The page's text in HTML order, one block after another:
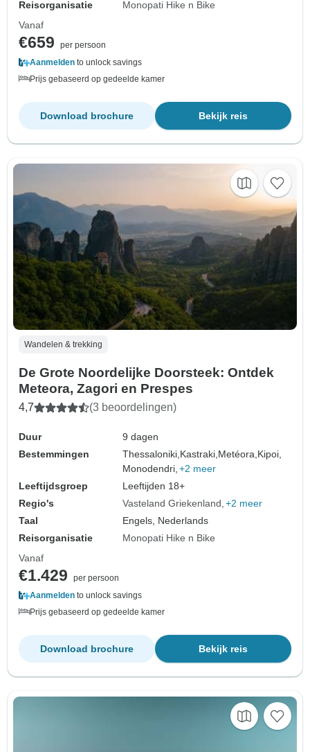
Reisorganisatie
Monopati Hike n Bike
Vanaf
€659
per persoon
Aanmelden to unlock savings
Prijs gebaseerd op gedeelde kamer
Bekijk reis
Download brochure
Wandelen & trekking
De Grote Noordelijke Doorsteek: Ontdek
Meteora, Zagori en Prespes
4,7 (3 beoordelingen)
Duur
9 dagen
Bestemmingen
Thessaloniki, Kastraki, Metéora, Kipoi,
Monodendri, +2 meer
Leeftijdsgroep
Leeftijden 18+
Regio's
Vasteland Griekenland +2 meer
Taal
Engels, Nederlands
Reisorganisatie
Monopati Hike n Bike
Vanaf
€1.429
per persoon
Aanmelden to unlock savings
Prijs gebaseerd op gedeelde kamer
Bekijk reis
Download brochure